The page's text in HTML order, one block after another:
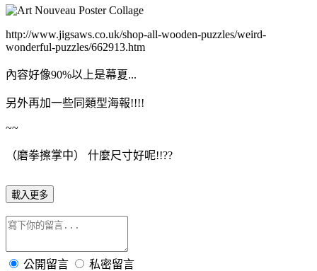
http://www.jigsaws.co.uk/shop-all-wooden-puzzles/weird-
wonderful-puzzles/662913.htm
內容好像90%以上是幕夏...
另外再加一些同類型海報!!!!
~~
（磨拳擦掌中） 什麼尺寸好呢!!??
載入更多
公開留言 私密留言